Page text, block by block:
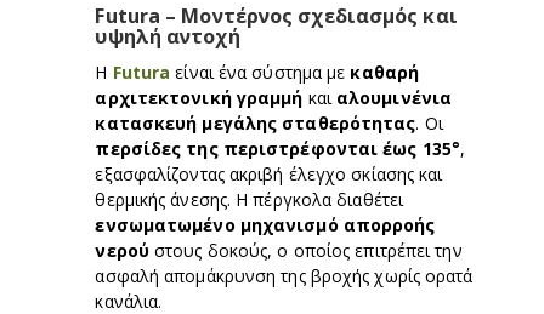
Futura – Μοντέρνος σχεδιασμός και
υψηλή αντοχή
Η Futura είναι ένα σύστημα με καθαρή
αρχιτεκτονική γραμμή και αλουμινένια
κατασκευή μεγάλης σταθερότητας. Οι
περσίδες της περιστρέφονται έως 135°,
εξασφαλίζοντας ακριβή έλεγχο σκίασης και
θερμικής άνεσης. Η πέργκολα διαθέτει
ενσωματωμένο μηχανισμό απορροής
νερούστους δοκούς, ο οποίος επιτρέπει την
ασφαλή απομάκρυνση της βροχής χωρίς ορατά
κανάλια.